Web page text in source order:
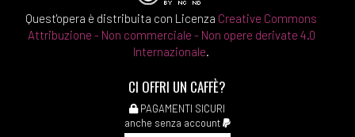
Quest'opera è distribuita con Licenza Creative Commons
Attribuzione - Non commerciale - Non opere derivate 4.0
Internazionale
CI OFFRI UN CAFFÈ?
PAGAMENTI SICURI
anche senza account